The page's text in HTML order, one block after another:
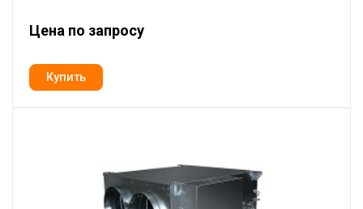
Цена по запросу